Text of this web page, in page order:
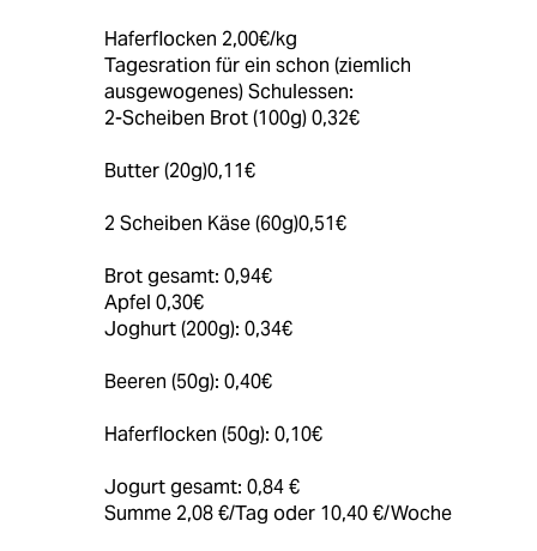
Haferflocken 2,00€/kg
Tagesration für ein schon (ziemlich
ausgewogenes) Schulessen:
2-Scheiben Brot (100g) 0,32€
Butter (20g)0,11€
2 Scheiben Käse (60g)0,51€
Brot gesamt: 0,94€
Apfel 0,30€
Joghurt (200g): 0,34€
Beeren (50g): 0,40€
Haferflocken (50g): 0,10€
Jogurt gesamt: 0,84 €
Summe 2,08 €/Tag oder 10,40 €/Woche